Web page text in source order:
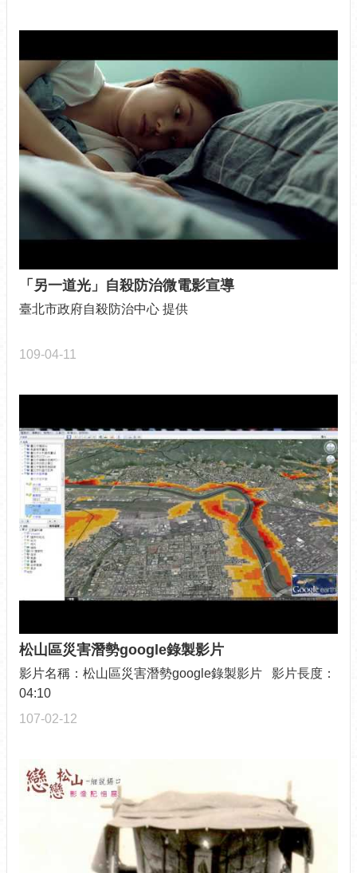
「另一道光」自殺防治微電影宣導
109-04-11
臺北市政府自殺防治中心 提供
松山區災害潛勢google錄製影片
107-02-12
影片名稱：松山區災害潛勢google錄製影片 影片長度：
04:10